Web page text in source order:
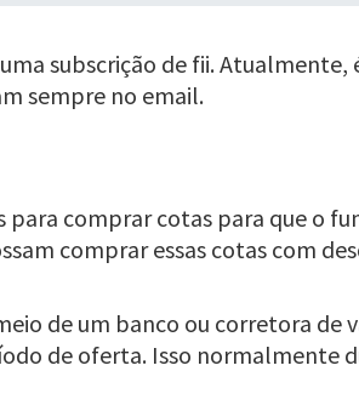
subscrição de fii.
sempre no email.
comprar cotas para que o
comprar essas cotas com
de um banco ou corretora de
de oferta. Isso normalmente